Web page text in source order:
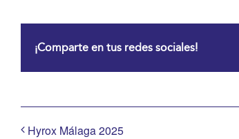
¡Comparte en tus redes sociales!
Hyrox Málaga 2025